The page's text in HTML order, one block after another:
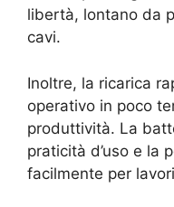
libertà, lontano da
cavi.
Inoltre, la ricarica
operativo in poco
produttività. La
praticità d’uso e la
facilmente per